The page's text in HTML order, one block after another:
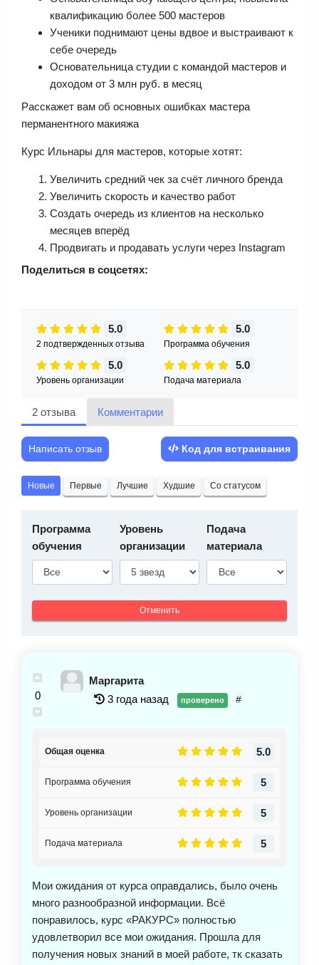
квалификацию более 500 мастеров
Ученики поднимают цены вдвое и выстраивают к
себе очередь
Основательница студии с командой мастеров и
доходом от 3 млн руб. в месяц
Расскажет вам об основных ошибках мастера
перманентного макияжа
Курс Ильнары для мастеров, которые хотят:
Увеличить средний чек за счёт личного бренда
Увеличить скорость и качество работ
Создать очередь из клиентов на несколько
месяцев вперёд
Продвигать и продавать услуги через Instagram
Поделиться в соцсетях:
5.0
2 подтвержденных отзыва
5.0
Программа обучения
5.0
Уровень организации
5.0
Подача материала
2 отзыва Комментарии
Написать отзыв Код для встраивания
Новые Первые Лучшие Худшие Со статусом
Программа
обучения
Уровень
организации
Подача
материала
Отменить
0
Маргарита
3 года назад
проверено #
5.0
Общая оценка
5
Программа обучения
5
Уровень организации
5
Подача материала
Мои ожидания от курса оправдались, было очень
много разнообразной информации. Всё
понравилось, курс «РАКУРС» полностью
удовлетворил все мои ожидания. Прошла для
получения новых знаний в моей работе, тк сказать